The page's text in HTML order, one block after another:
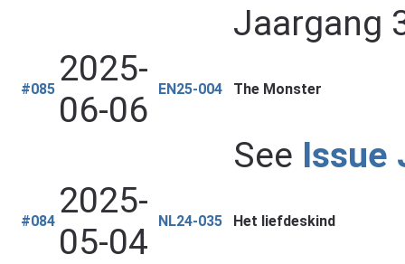
Jaargang
#085 2025-
06-06
EN25-004 The Monster
See Issue
#084 2025-
05-04
NL24-035 Het liefdeskind